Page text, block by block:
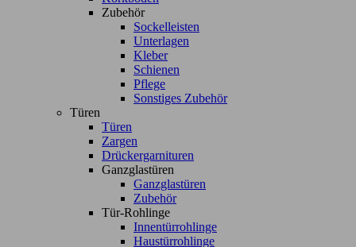
Zubehör
Sockelleisten
Unterlagen
Kleber
Schienen
Pflege
Sonstiges Zubehör
Türen
Türen
Zargen
Drückergarnituren
Ganzglastüren
Ganzglastüren
Zubehör
Tür-Rohlinge
Innentürrohlinge
Haustürrohlinge